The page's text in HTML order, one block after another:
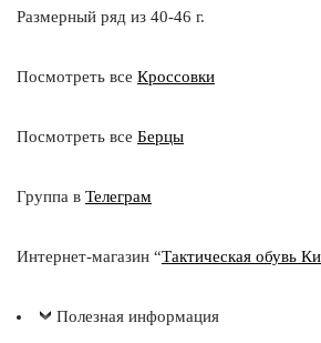
Размерный ряд из 40-46 г.
Посмотреть все Кроссовки
Посмотреть все Берцы
Группа в Телеграм
Интернет-магазин “Тактическая обувь
Полезная информация